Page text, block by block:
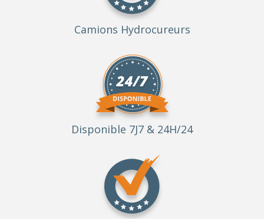
Camions Hydrocureurs
Disponible 7J7 & 24H/24